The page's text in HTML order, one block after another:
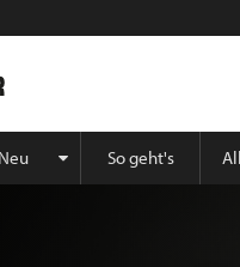
Neu So geht's